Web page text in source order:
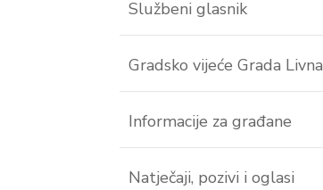
Službeni glasnik
Gradsko vijeće Grada Livna
Informacije za građane
Natječaji, pozivi i oglasi